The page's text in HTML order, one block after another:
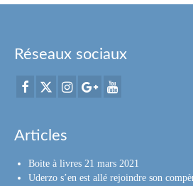
Réseaux sociaux
Articles
Boite à livres 21 mars 2021
Uderzo s’en est allé rejoindre son